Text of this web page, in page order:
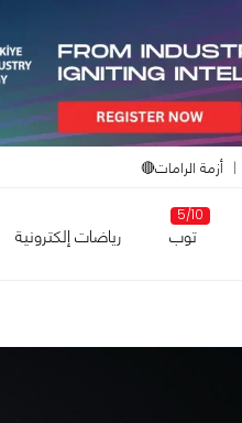
أزمة الرامات🔴
5/10
توب رياضات إلكترونية